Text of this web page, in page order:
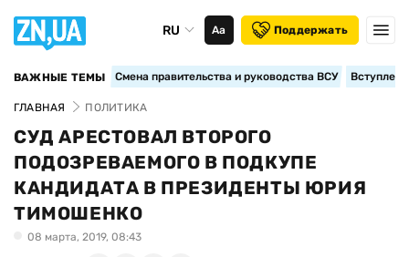
RU Аа Поддержать
ВАЖНЫЕ ТЕМЫ Смена правительства и руководства ВСУ
ГЛАВНАЯ ПОЛИТИКА
СУД АРЕСТОВАЛ ВТОРОГО
ПОДОЗРЕВАЕМОГО В ПОДКУПЕ
КАНДИДАТА В ПРЕЗИДЕНТЫ ЮРИЯ
ТИМОШЕНКО
08 марта, 2019, 08:43